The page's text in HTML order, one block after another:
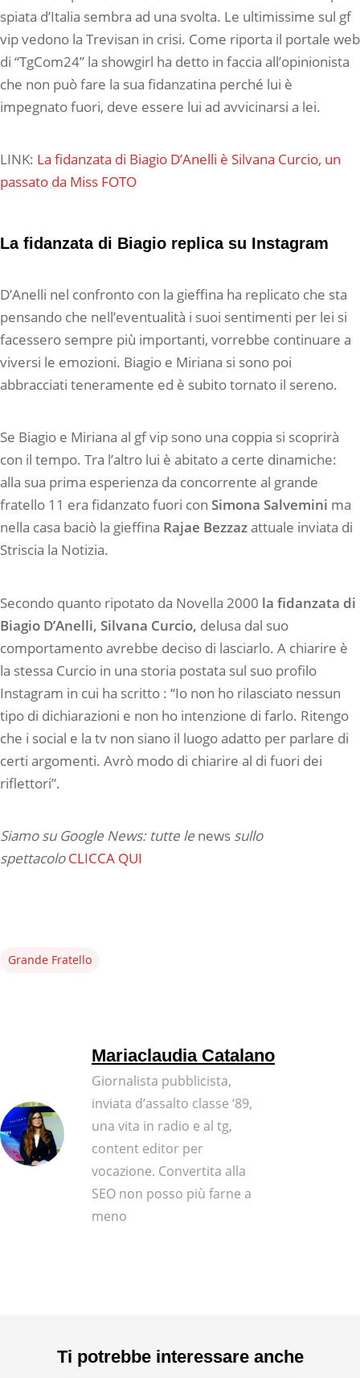
spiata d’Italia sembra ad una svolta. Le ultimissime sul gf
vip vedono la Trevisan in crisi. Come riporta il portale web
di “TgCom24” la showgirl ha detto in faccia all’opinionista
che non può fare la sua fidanzatina perché lui è
impegnato fuori, deve essere lui ad avvicinarsi a lei.
LINK: La fidanzata di Biagio D’Anelli è Silvana Curcio, un
passato da Miss FOTO
La fidanzata di Biagio replica su Instagram
D’Anelli nel confronto con la gieffina ha replicato che sta
pensando che nell’eventualità i suoi sentimenti per lei si
facessero sempre più importanti, vorrebbe continuare a
viversi le emozioni. Biagio e Miriana si sono poi
abbracciati teneramente ed è subito tornato il sereno.
Se Biagio e Miriana al gf vip sono una coppia si scoprirà
con il tempo. Tra l’altro lui è abitato a certe dinamiche:
alla sua prima esperienza da concorrente al grande
fratello 11 era fidanzato fuori con Simona Salvemini ma
nella casa baciò la gieffina Rajae Bezzazattuale inviata di
Striscia la Notizia.
Secondo quanto ripotato da Novella 2000 la fidanzata di
Biagio D’Anelli, Silvana Curcio, delusa dal suo
comportamento avrebbe deciso di lasciarlo. A chiarire è
la stessa Curcio in una storia postata sul suo profilo
Instagram in cui ha scritto : “Io non ho rilasciato nessun
tipo di dichiarazioni e non ho intenzione di farlo. Ritengo
che i social e la tv non siano il luogo adatto per parlare di
certi argomenti. Avrò modo di chiarire al di fuori dei
riflettori”.
Siamo su Google News: tutte le news sullo
spettacoloCLICCA QUI
Grande Fratello
Mariaclaudia Catalano
Giornalista pubblicista,
inviata d’assalto classe ‘89,
una vita in radio e al tg,
content editor per
vocazione. Convertita alla
SEO non posso più farne a
meno
Ti potrebbe interessare anche